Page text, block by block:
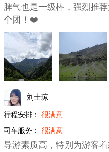
脾气也是一级棒，强烈推
个团！❤️
刘士琼
行程安排：很满意
司车服务：很满意
导游素质高，特别为游客